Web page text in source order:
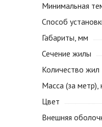
Минимальная
Способ
Габариты, мм
Сечение жилы
Количество жил
Масса (за метр),
Цвет
Внешняя